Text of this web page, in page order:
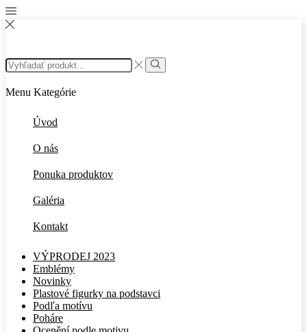
Search
input
Search
Menu Kategórie
Úvod
O nás
Ponuka produktov
Galéria
Kontakt
VÝPRODEJ 2023
Emblémy
Novinky
Plastové figurky na podstavci
Podľa motívu
Poháre